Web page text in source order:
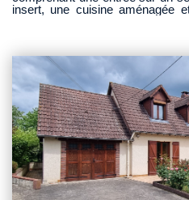
insert, une cuisine aménagée
petit jardin.